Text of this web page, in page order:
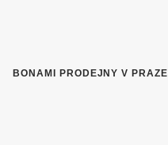
BONAMI PRODEJNY V PRAZE